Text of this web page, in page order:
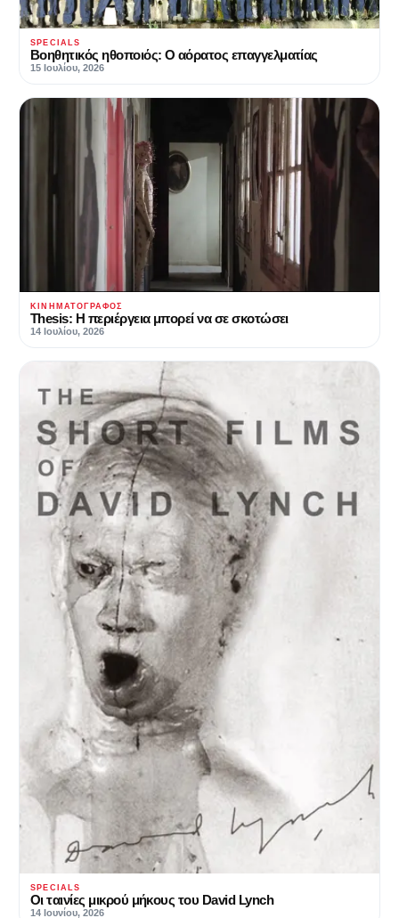
SPECIALS
Βοηθητικός ηθοποιός: Ο αόρατος επαγγελματίας
15 Ιουλίου, 2026
ΚΙΝΗΜΑΤΟΓΡΆΦΟΣ
Thesis: Η περιέργεια μπορεί να σε σκοτώσει
14 Ιουλίου, 2026
SPECIALS
Οι ταινίες μικρού μήκους του David Lynch
14 Ιουνίου, 2026